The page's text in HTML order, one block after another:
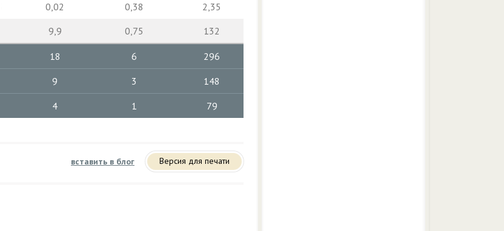
0,02 0,38
2,35
9,9 0,75 132
18 6 296
9 3 148
4 1 79
вставить в блог Версия для печати